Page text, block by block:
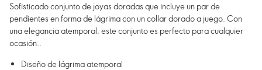
Sofisticado conjunto de joyas doradas que incluye un par de
pendientes en forma de lágrima con un collar dorado a juego. Con
una elegancia atemporal, este conjunto es perfecto para cualquier
ocasión..
Diseño de lágrima atemporal